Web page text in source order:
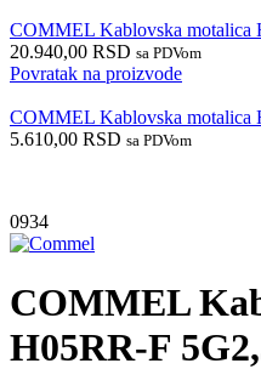
COMMEL Kablovska motalica
20.940,00 RSD sa PDVom
Povratak na proizvode
COMMEL Kablovska motalica
5.610,00 RSD sa PDVom
0934
COMMEL
H05RR-F